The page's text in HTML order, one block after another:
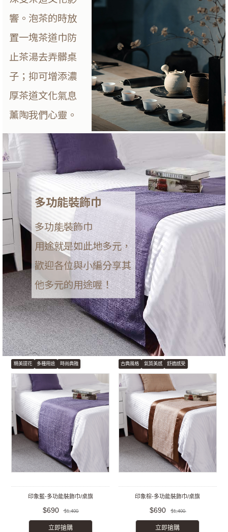
響。泡茶的時放
置一塊茶道巾防
止茶湯去弄髒桌
子；抑可增添濃
厚茶道文化氣息
薰陶我們心靈。
多功能裝飾巾
多功能裝飾巾
用途就是如此地多元，
歡迎各位與小編分享其
他多元的用途喔！
精美提花 多種用途 時尚典雅
印象藍-多功能裝飾巾/桌旗
$690 $1,400
立即搶購
古典風格 氣質美感 舒適感受
印象棕-多功能裝飾巾/桌旗
$690 $1,400
立即搶購